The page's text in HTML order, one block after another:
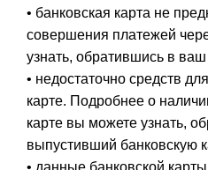
• банковская карта не
совершения платежей
узнать, обратившись в ваш
• недостаточно средств
карте. Подробнее о
карте вы можете узнать,
выпустивший банковскую
• данные банковской